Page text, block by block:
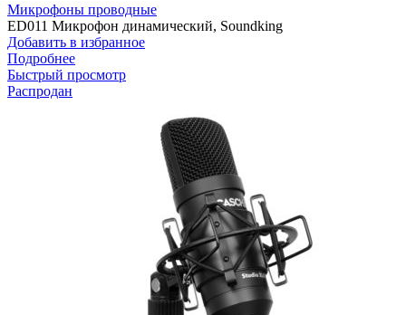
Микрофоны проводные
ED011 Микрофон динамический, Soundking
Добавить в избранное
Подробнее
Быстрый просмотр
Распродан